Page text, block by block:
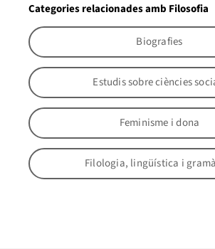
Categories relacionades amb Filosofia
Biografies
Estudis sobre ciències
Feminisme i dona
Filologia, lingüística i